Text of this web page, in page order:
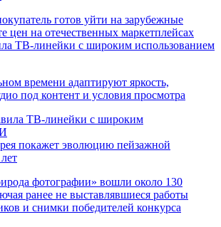
ТВ-линейки с широким использованием
времени адаптируют яркость,
под контент и условия просмотра
покажет эволюцию пейзажной
фотографии» вошли около 130
ранее не выставлявшиеся работы
и снимки победителей конкурса